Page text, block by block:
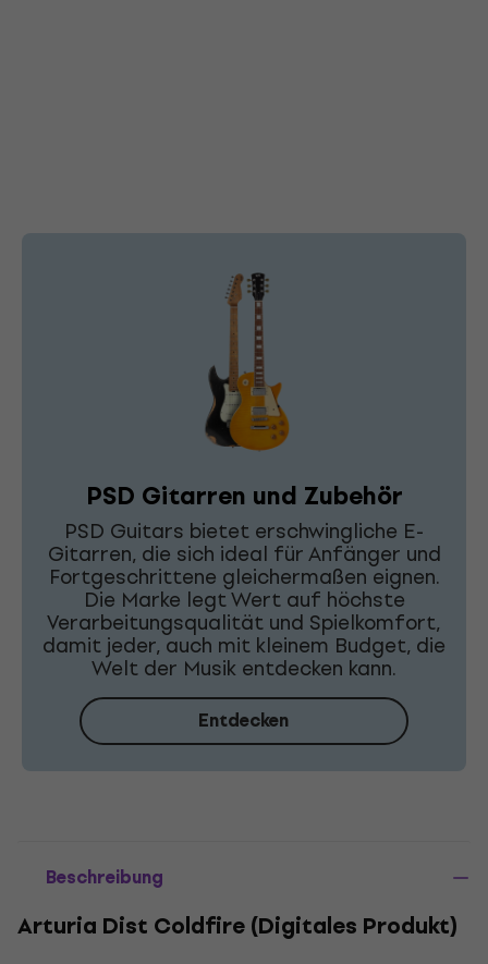
PSD Gitarren und Zubehör
PSD Guitars bietet erschwingliche E-
Gitarren, die sich ideal für Anfänger und
Fortgeschrittene gleichermaßen eignen.
Die Marke legt Wert auf höchste
Verarbeitungsqualität und Spielkomfort,
damit jeder, auch mit kleinem Budget, die
Welt der Musik entdecken kann.
Entdecken
Beschreibung
Arturia Dist Coldfire (Digitales Produkt)